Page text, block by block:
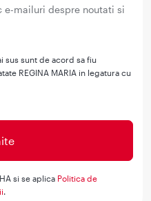
e-mailuri despre noutati si
sus sunt de acord sa fiu
REGINA MARIA in legatura cu
si se aplica Politica de
.